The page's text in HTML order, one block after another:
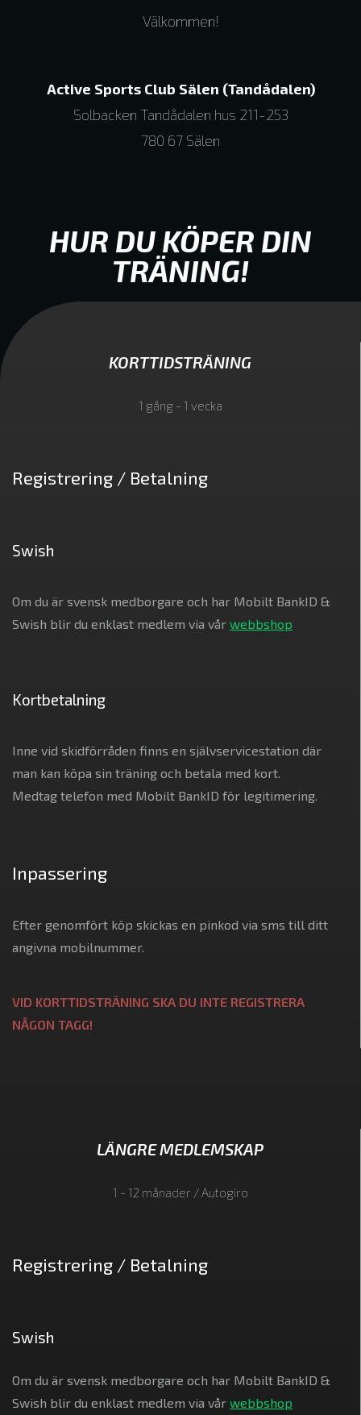
Välkommen!
Active Sports Club Sälen (Tandådalen)
Solbacken Tandådalen hus 211-253
780 67 Sälen
HUR DU KÖPER DIN
TRÄNING!
KORTTIDSTRÄNING
1 gång - 1 vecka
Registrering / Betalning
Swish
Om du är svensk medborgare och har Mobilt BankID &
Swish blir du enklast medlem via vår webbshop
Kortbetalning
Inne vid skidförråden finns en självservicestation där
man kan köpa sin träning och betala med kort.
Medtag telefon med Mobilt BankID för legitimering.
Inpassering
Efter genomfört köp skickas en pinkod via sms till ditt
angivna mobilnummer.
VID KORTTIDSTRÄNING SKA DU INTE REGISTRERA
NÅGON TAGG!
LÄNGRE MEDLEMSKAP
1 - 12 månader / Autogiro
Registrering / Betalning
Swish
Om du är svensk medborgare och har Mobilt BankID &
Swish blir du enklast medlem via vår webbshop